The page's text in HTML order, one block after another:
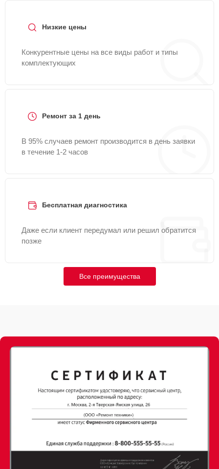
Низкие цены
Конкурентные цены на все виды работ и типы
комплектующих
Ремонт за 1 день
В 95% случаев ремонт производится в день заявки
в течение 1-2 часов
Бесплатная диагностика
Даже если клиент передумал или решил обратится
позже
Все преимущества